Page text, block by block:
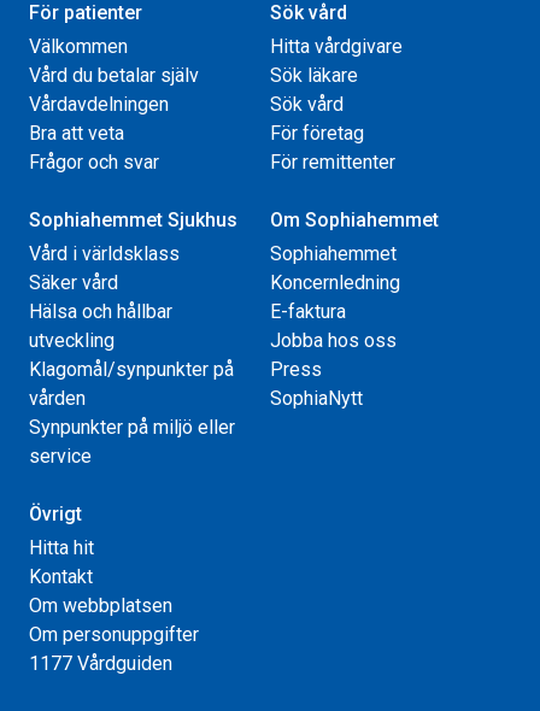
För patienter
Välkommen
Vård du betalar själv
Vårdavdelningen
Bra att veta
Frågor och svar
Sök vård
Hitta vårdgivare
Sök läkare
Sök vård
För företag
För remittenter
Sophiahemmet Sjukhus
Vård i världsklass
Säker vård
Hälsa och hållbar
utveckling
Klagomål/synpunkter på
vården
Synpunkter på miljö eller
service
Om Sophiahemmet
Sophiahemmet
Koncernledning
E-faktura
Jobba hos oss
Press
SophiaNytt
Övrigt
Hitta hit
Kontakt
Om webbplatsen
Om personuppgifter
1177 Vårdguiden